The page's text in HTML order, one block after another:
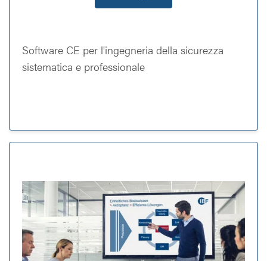
Software CE per l'ingegneria della sicurezza
sistematica e professionale